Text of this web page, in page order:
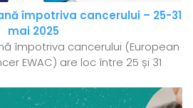
împotriva cancerului – 25-31
mai 2025
împotriva cancerului (European
EWAC) are loc între 25 și 31